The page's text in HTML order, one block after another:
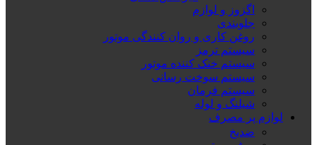
اگزوز و لوازم
جلوبندی
روغن کاری و روان کنندگی موتور
سیستم ترمز
سیستم خنک کننده موتور
سیستم سوخت رسانی
سیستم فرمان
شیلنگ و لوله
لوازم پر مصرف
ضدیخ